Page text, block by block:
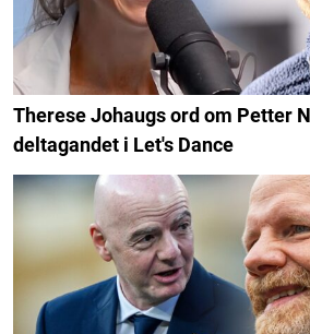
Therese Johaugs ord om Petter
deltagandet i Let's Dance